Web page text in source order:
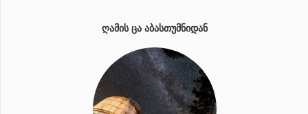
ᲦᲐᲛᲘᲡ ᲪᲐ ᲐᲑᲐᲡᲗᲣᲛᲜᲘᲓᲐᲜ